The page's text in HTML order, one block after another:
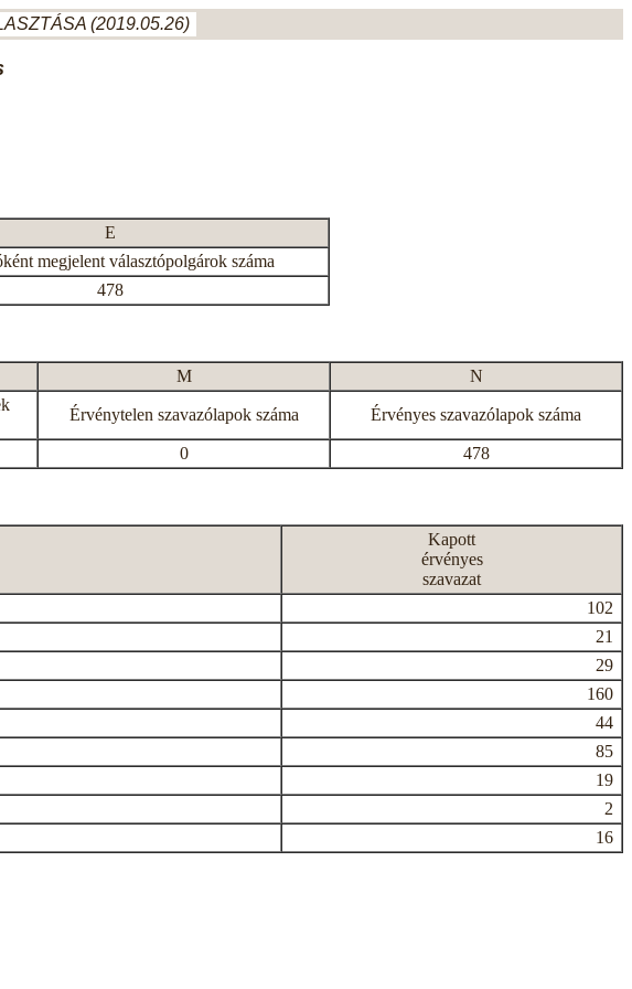
(2019.05.26)
E
megjelent választópolgárok száma
478
M
N
Érvénytelen szavazólapok száma Érvényes szavazólapok száma
0 478
Kapott
érvényes
szavazat
102
21
29
160
44
85
19
2
16